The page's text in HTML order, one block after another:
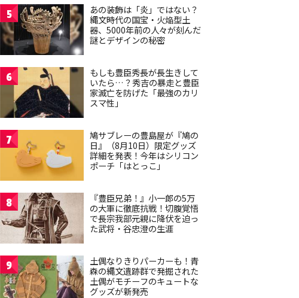
5
あの装飾は「炎」ではない？
縄文時代の国宝・火焔型土
器、5000年前の人々が刻んだ
謎とデザインの秘密
6
もしも豊臣秀長が長生きして
いたら…？秀吉の暴走と豊臣
家滅亡を防げた「最強のカリ
スマ性」
7
鳩サブレーの豊島屋が『鳩の
日』（8月10日）限定グッズ
詳細を発表！今年はシリコン
ポーチ「はとっこ」
8
『豊臣兄弟！』小一郎の5万
の大軍に徹底抗戦！切腹覚悟
で長宗我部元親に降伏を迫っ
た武将・谷忠澄の生涯
9
土偶なりきりパーカーも！青
森の縄文遺跡群で発掘された
土偶がモチーフのキュートな
グッズが新発売